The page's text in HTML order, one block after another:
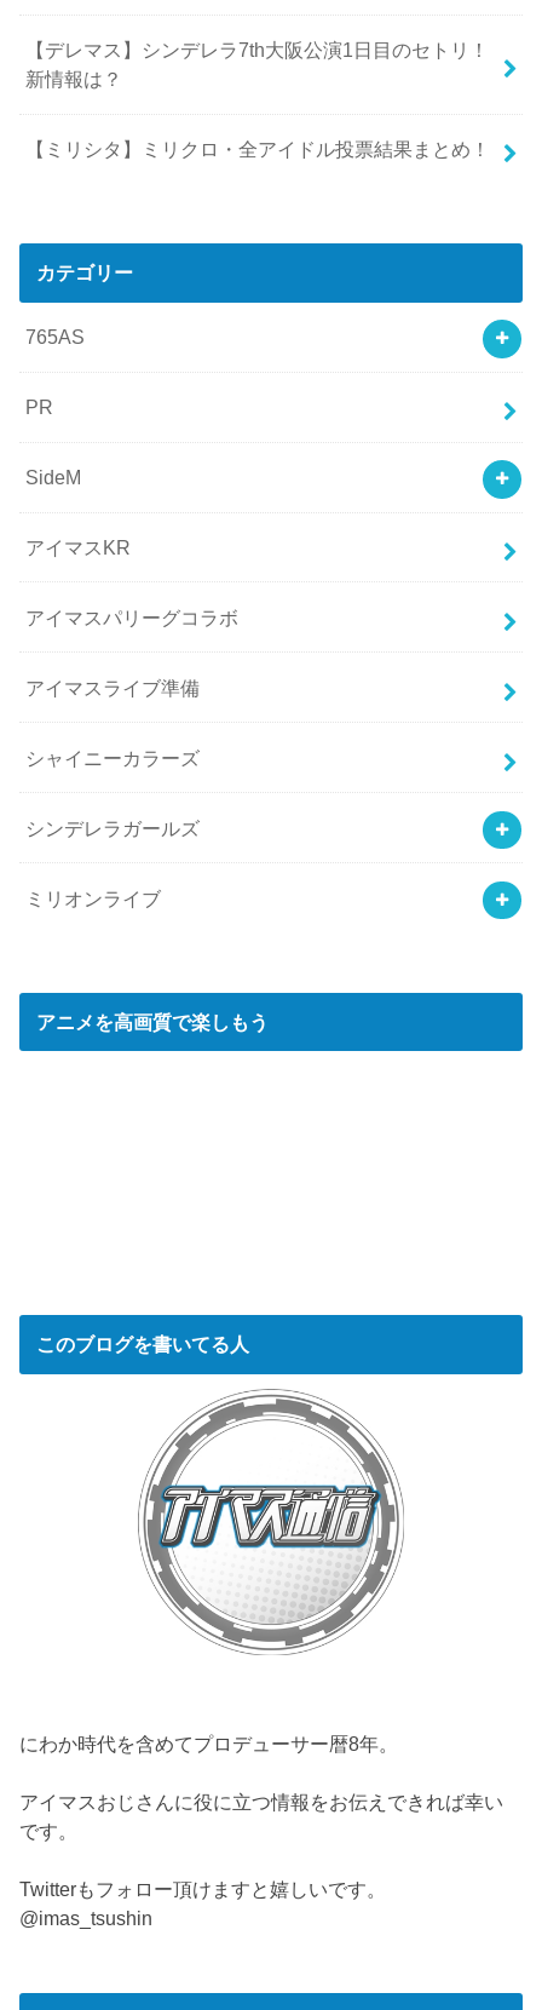
【デレマス】シンデレラ7th大阪公演1日目のセトリ！
新情報は？
【ミリシタ】ミリクロ・全アイドル投票結果まとめ！
カテゴリー
765AS
PR
SideM
アイマスKR
アイマスパリーグコラボ
アイマスライブ準備
シャイニーカラーズ
シンデレラガールズ
ミリオンライブ
アニメを高画質で楽しもう
このブログを書いてる人
にわか時代を含めてプロデューサー暦8年。
アイマスおじさんに役に立つ情報をお伝えできれば幸い
です。
Twitterもフォロー頂けますと嬉しいです。
@imas_tsushin